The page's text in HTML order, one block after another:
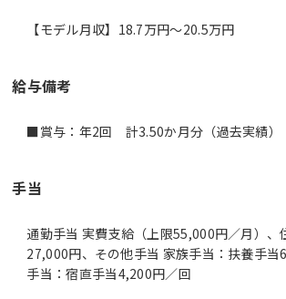
【モデル月収】18.7万円〜20.5万円
給与備考
■賞与：年2回 計3.50か月分（過去実績）
手当
通勤手当 実費支給（上限55,000円／月）、
27,000円、その他手当 家族手当：扶養手当
手当：宿直手当4,200円／回